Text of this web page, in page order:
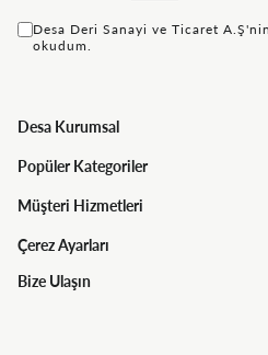
Desa Deri Sanayi ve Ticaret A.Ş'nin
okudum.
Desa Kurumsal
Popüler Kategoriler
Müşteri Hizmetleri
Çerez Ayarları
Bize Ulaşın